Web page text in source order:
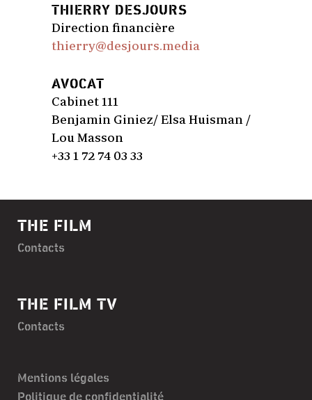
THIERRY DESJOURS
Direction financière
thierry@desjours.media
AVOCAT
Cabinet 111
Benjamin Giniez/ Elsa Huisman /
Lou Masson
+33 1 72 74 03 33
THE FILM
Contacts
THE FILM TV
Contacts
Mentions légales